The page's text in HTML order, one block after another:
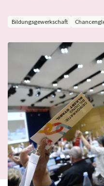
Mitglieder-Login
Profil anlegen
Bildungsgewerkschaft